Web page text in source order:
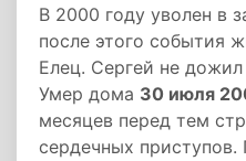
В 2000 году уволен в
после этого события
Елец. Сергей не
Умер дома 30 июля
месяцев перед тем
сердечных